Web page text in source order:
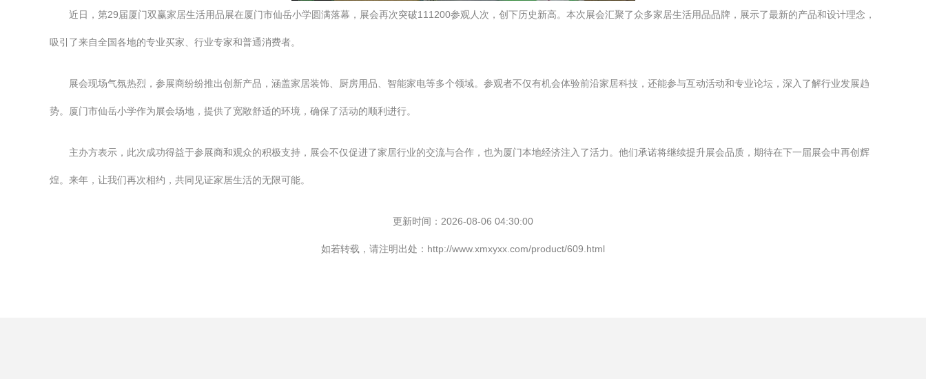
近日，第29届厦门双赢家居生活用品展在厦门市仙岳小学圆满落幕，展会再次突破111200参观人次，创下历史新高。本次展会汇聚了众多家居生活用品品牌，展示了最新的产品和设计理念，
吸引了来自全国各地的专业买家、行业专家和普通消费者。
展会现场气氛热烈，参展商纷纷推出创新产品，涵盖家居装饰、厨房用品、智能家电等多个领域。参观者不仅有机会体验前沿家居科技，还能参与互动活动和专业论坛，深入了解行业发展趋
势。厦门市仙岳小学作为展会场地，提供了宽敞舒适的环境，确保了活动的顺利进行。
主办方表示，此次成功得益于参展商和观众的积极支持，展会不仅促进了家居行业的交流与合作，也为厦门本地经济注入了活力。他们承诺将继续提升展会品质，期待在下一届展会中再创辉
煌。来年，让我们再次相约，共同见证家居生活的无限可能。
更新时间：2026-08-06 04:30:00
如若转载，请注明出处：http://www.xmxyxx.com/product/609.html